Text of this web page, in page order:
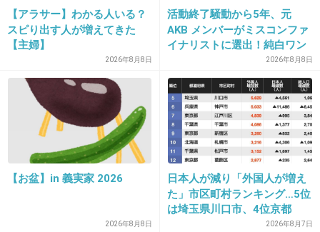
+35 -7
27. 匿名2026/07/08(水) 00:28:13
ジョジョーーーッッ！！
オメデト❤︎
#HAPPY_JO_DAY
#andTEAM #エンティーム #MAKI
【アラサー】わかる人いる？
スピり出す人が増えてきた
【主婦】
2026年8月8日
活動終了騒動から5年、元
AKB メンバーがミスコンファ
イナリストに選出！純白ワン
2026年8月8日
【お盆】in 義実家 2026
2026年8月8日
日本人が減り「外国人が増え
た」市区町村ランキング…5位
は埼玉県川口市、4位京都
市、ではトップ3は？2026年8月7日